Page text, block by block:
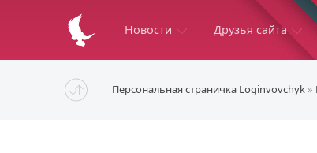
Новости Друзья сайта
Персональная страничка Loginvovchyk »